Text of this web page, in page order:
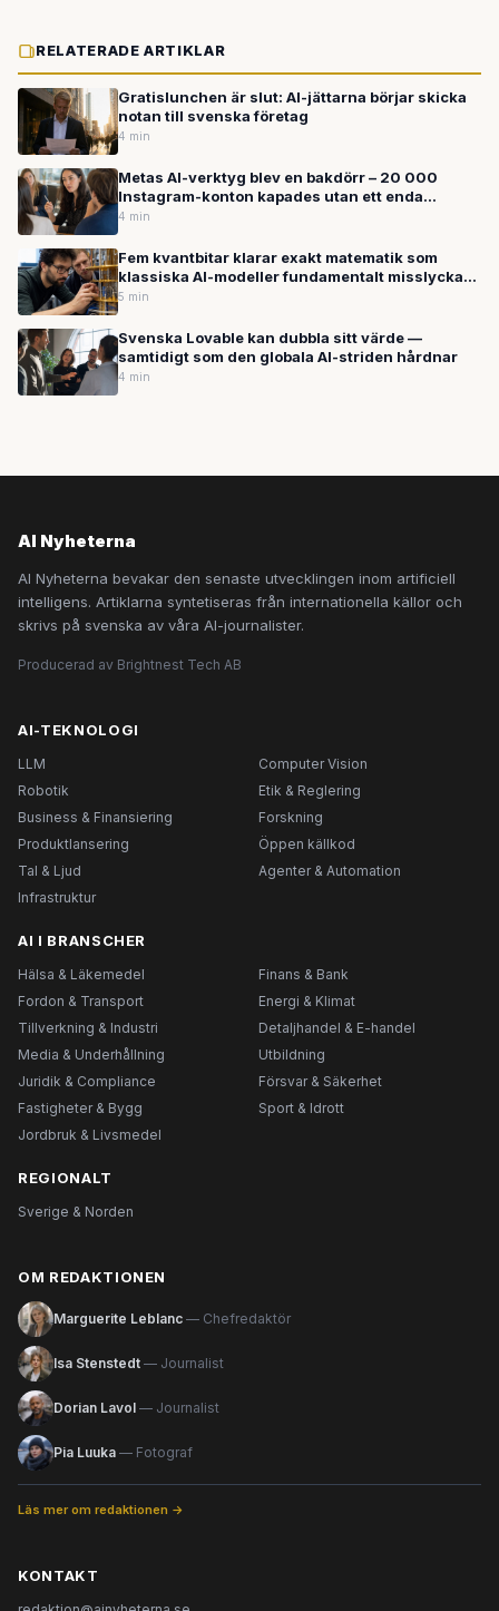
RELATERADE ARTIKLAR
Gratislunchen är slut: AI-jättarna börjar skicka
notan till svenska företag
4 min
Metas AI-verktyg blev en bakdörr – 20 000
Instagram-konton kapades utan ett enda
lösenord
4 min
Fem kvantbitar klarar exakt matematik som
klassiska AI-modeller fundamentalt misslyckas
med
5 min
Svenska Lovable kan dubbla sitt värde —
samtidigt som den globala AI-striden hårdnar
4 min
AI Nyheterna
AI Nyheterna bevakar den senaste utvecklingen inom artificiell
intelligens. Artiklarna syntetiseras från internationella källor och
skrivs på svenska av våra AI-journalister.
Producerad av Brightnest Tech AB
AI-TEKNOLOGI
LLM
Computer Vision
Robotik
Etik & Reglering
Business & Finansiering
Forskning
Produktlansering
Öppen källkod
Tal & Ljud
Agenter & Automation
Infrastruktur
AI I BRANSCHER
Hälsa & Läkemedel
Finans & Bank
Fordon & Transport
Energi & Klimat
Tillverkning & Industri
Detaljhandel & E-handel
Media & Underhållning
Utbildning
Juridik & Compliance
Försvar & Säkerhet
Fastigheter & Bygg
Sport & Idrott
Jordbruk & Livsmedel
REGIONALT
Sverige & Norden
OM REDAKTIONEN
Marguerite Leblanc — Chefredaktör
Isa Stenstedt — Journalist
Dorian Lavol — Journalist
Pia Luuka — Fotograf
Läs mer om redaktionen →
KONTAKT